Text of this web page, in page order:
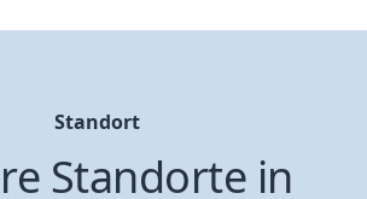
Standort
Standorte in